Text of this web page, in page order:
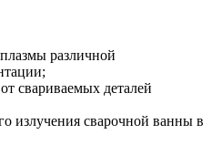
различной
свариваемых деталей
излучения сварочной ванны в